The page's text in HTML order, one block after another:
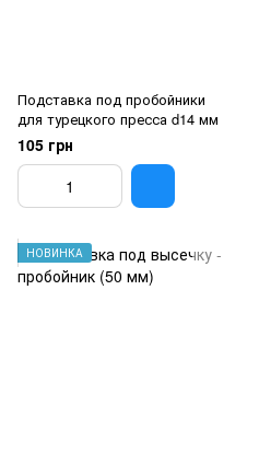
Подставка под пробойники
для турецкого пресса d14 мм
105 грн
НОВИНКА